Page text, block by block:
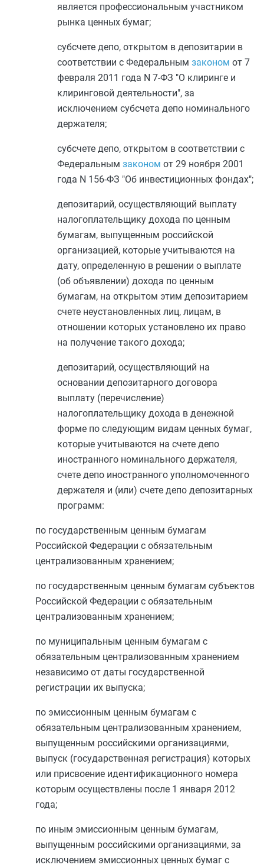
является профессиональным участником
рынка ценных бумаг;
субсчете депо, открытом в депозитарии в
соответствии с Федеральным законом от 7
февраля 2011 года N 7-ФЗ "О клиринге и
клиринговой деятельности", за
исключением субсчета депо номинального
держателя;
субсчете депо, открытом в соответствии с
Федеральным законом от 29 ноября 2001
года N 156-ФЗ "Об инвестиционных фондах";
депозитарий, осуществляющий выплату
налогоплательщику дохода по ценным
бумагам, выпущенным российской
организацией, которые учитываются на
дату, определенную в решении о выплате
(об объявлении) дохода по ценным
бумагам, на открытом этим депозитарием
счете неустановленных лиц, лицам, в
отношении которых установлено их право
на получение такого дохода;
депозитарий, осуществляющий на
основании депозитарного договора
выплату (перечисление)
налогоплательщику дохода в денежной
форме по следующим видам ценных бумаг,
которые учитываются на счете депо
иностранного номинального держателя,
счете депо иностранного уполномоченного
держателя и (или) счете депо депозитарных
программ:
по государственным ценным бумагам
Российской Федерации с обязательным
централизованным хранением;
по государственным ценным бумагам субъектов
Российской Федерации с обязательным
централизованным хранением;
по муниципальным ценным бумагам с
обязательным централизованным хранением
независимо от даты государственной
регистрации их выпуска;
по эмиссионным ценным бумагам с
обязательным централизованным хранением,
выпущенным российскими организациями,
выпуск (государственная регистрация) которых
или присвоение идентификационного номера
которым осуществлены после 1 января 2012
года;
по иным эмиссионным ценным бумагам,
выпущенным российскими организациями, за
исключением эмиссионных ценных бумаг с